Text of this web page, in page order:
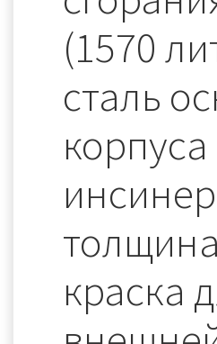
(1570
сталь
корпуса
краска